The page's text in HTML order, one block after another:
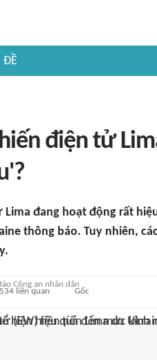
ĐỀ
điện tử
đang hoạt động rất
thông báo. Tuy nhiên,
534 liên quan Gốc